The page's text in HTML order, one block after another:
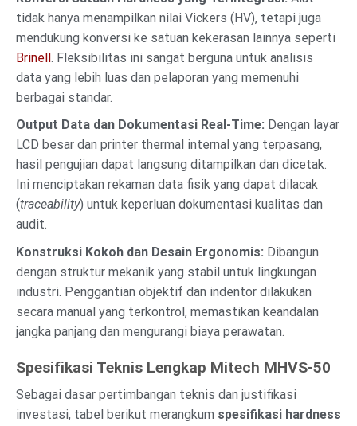
tidak hanya menampilkan nilai Vickers (HV), tetapi juga
mendukung konversi ke satuan kekerasan lainnya seperti
Brinell. Fleksibilitas ini sangat berguna untuk analisis
data yang lebih luas dan pelaporan yang memenuhi
berbagai standar.
Output Data dan Dokumentasi Real-Time: Dengan layar
LCD besar dan printer thermal internal yang terpasang,
hasil pengujian dapat langsung ditampilkan dan dicetak.
Ini menciptakan rekaman data fisik yang dapat dilacak
(traceability) untuk keperluan dokumentasi kualitas dan
audit.
Konstruksi Kokoh dan Desain Ergonomis: Dibangun
dengan struktur mekanik yang stabil untuk lingkungan
industri. Penggantian objektif dan indentor dilakukan
secara manual yang terkontrol, memastikan keandalan
jangka panjang dan mengurangi biaya perawatan.
Spesifikasi Teknis Lengkap Mitech MHVS-50
Sebagai dasar pertimbangan teknis dan justifikasi
investasi, tabel berikut merangkum spesifikasi hardness